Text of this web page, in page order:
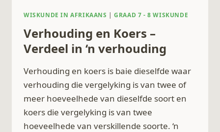
WISKUNDE IN AFRIKAANS |GRAAD 7 - 8 WISKUNDE
Verhouding en Koers –
Verdeel in ‘n verhouding
Verhouding en koers is baie dieselfde waar
verhouding die vergelyking is van twee of
meer hoeveelhede van dieselfde soort en
koers die vergelyking is van twee
hoeveelhede van verskillende soorte. ‘n